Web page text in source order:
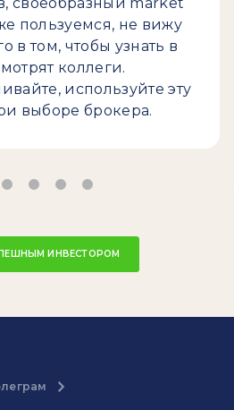
пользуемся, не вижу
в том, чтобы узнать в
коллеги.
используйте эту
выборе брокера.
ИНВЕСТОРОМ